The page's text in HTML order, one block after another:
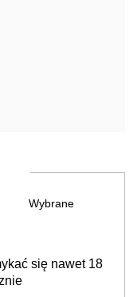
Wybrane
się nawet 18